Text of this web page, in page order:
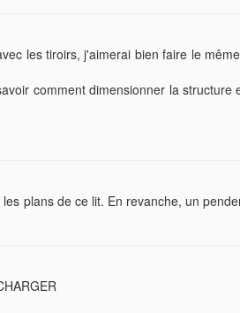
les tiroirs, j'aimerai bien faire le
comment dimensionner la structure
plans de ce lit. En revanche, un